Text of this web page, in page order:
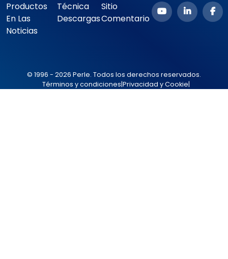
Productos
En Las
Noticias
Técnica
Descargas
Sitio
Comentario
© 1996 - 2026 Perle. Todos los derechos reservados.
Términos y condiciones|Privacidad y Cookie|